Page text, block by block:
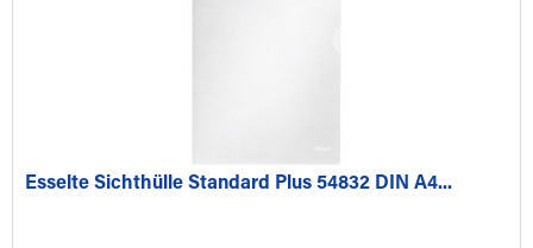
Esselte Sichthülle Standard Plus 54832 DIN A4...